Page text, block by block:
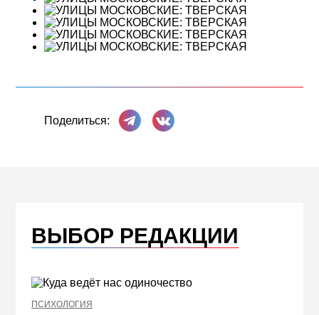
Поделиться:
Поделиться в Телеграме
Поделиться ВКонтакте
ВЫБОР РЕДАКЦИИ
ПСИХОЛОГИЯ